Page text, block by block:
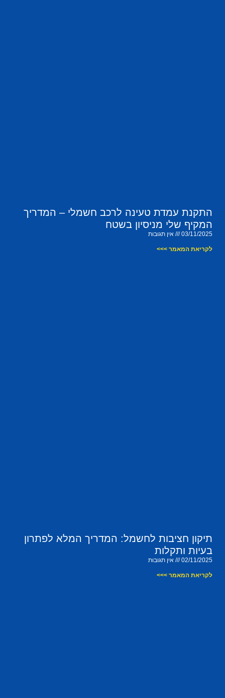
התקנת עמדת טעינה לרכב חשמלי – המדריך
המקיף שלי מניסיון בשטח
03/11/2025 אין תגובות
לקריאת המאמר >>>
תיקון חציבות לחשמל: המדריך המלא לפתרון
בעיות ותקלות
02/11/2025 אין תגובות
לקריאת המאמר >>>